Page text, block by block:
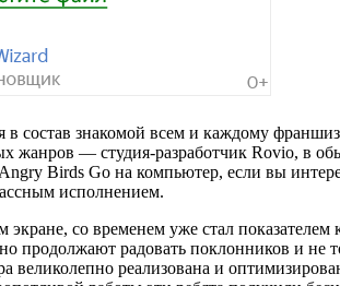
состав знакомой всем и каждому
жанров — студия-разработчик Rovio, в
Birds Go на компьютер, если вы
исполнением.
со временем уже стал
продолжают радовать поклонников и
великолепно реализована и